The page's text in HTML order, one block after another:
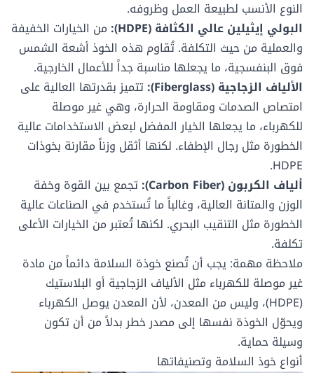
النوع الأنسب لطبيعة العمل وظروفه.
البولي إيثيلين عالي الكثافة (HDPE):
من الخيارات الخفيفة
والعملية من حيث التكلفة. تُقاوم هذه الخوذ أشعة الشمس
فوق البنفسجية، ما يجعلها مناسبة جداً للأعمال الخارجية.
الألياف الزجاجية (Fiberglass):
تتميز بقدرتها العالية على
امتصاص الصدمات ومقاومة الحرارة، وهي غير موصلة
للكهرباء، ما يجعلها الخيار المفضل لبعض الاستخدامات عالية
الخطورة مثل رجال الإطفاء. لكنها أثقل وزناً مقارنة بخوذات
HDPE.
ألياف الكربون (Carbon Fiber):
تجمع بين القوة وخفة
الوزن والمتانة العالية، وغالباً ما تُستخدم في الصناعات عالية
الخطورة مثل التنقيب البحري. لكنها تُعتبر من الخيارات الأعلى
تكلفة.
ملاحظة مهمة: يجب أن تُصنع خوذة السلامة دائماً من مادة
غير موصلة للكهرباء مثل الألياف الزجاجية أو البلاستيك
(HDPE)، وليس من المعدن، لأن المعدن يوصل الكهرباء
ويحوّل الخوذة نفسها إلى مصدر خطر بدلاً من أن تكون
وسيلة حماية.
أنواع خوذ السلامة وتصنيفاتها